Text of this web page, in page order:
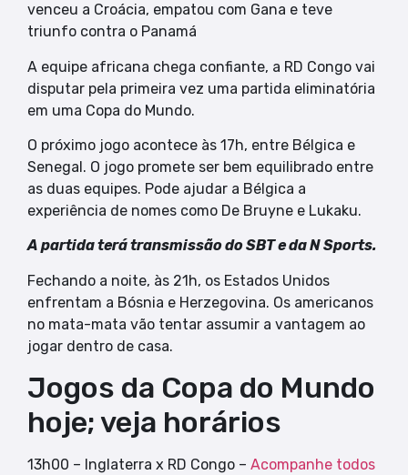
venceu a Croácia, empatou com Gana e teve
triunfo contra o Panamá
A equipe africana chega confiante, a RD Congo vai
disputar pela primeira vez uma partida eliminatória
em uma Copa do Mundo.
O próximo jogo acontece às 17h, entre Bélgica e
Senegal. O jogo promete ser bem equilibrado entre
as duas equipes. Pode ajudar a Bélgica a
experiência de nomes como De Bruyne e Lukaku.
A partida terá transmissão do SBT e da N Sports.
Fechando a noite, às 21h, os Estados Unidos
enfrentam a Bósnia e Herzegovina. Os americanos
no mata-mata vão tentar assumir a vantagem ao
jogar dentro de casa.
Jogos da Copa do Mundo
hoje; veja horários
13h00 – Inglaterra x RD Congo – Acompanhe todos